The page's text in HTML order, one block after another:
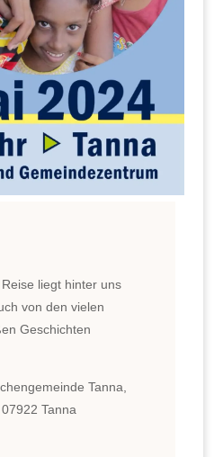
liegt hinter uns
von den vielen
Geschichten
Tanna,
07922 Tanna